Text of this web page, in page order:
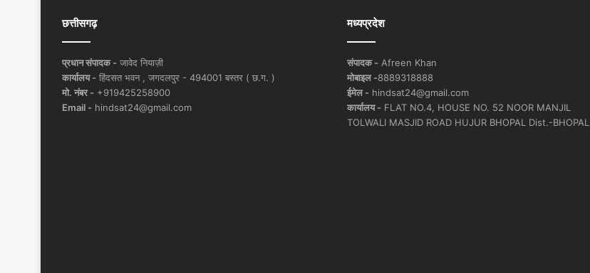
छत्तीसगढ़
प्रधान संपादक - जावेद नियाज़ी
कार्यालय - हिंदसत भवन , जगदलपुर - 494001 बस्तर ( छ.ग. )
मो. नंबर - +919425258900
Email - hindsat24@gmail.com
मध्यप्रदेश
संपादक - Afreen Khan
मोबाइल -8889318888
ईमेल - hindsat24@gmail.com
कार्यालय - FLAT NO.4, HOUSE NO. 52 NOOR MANJIL
TOLWALI MASJID ROAD HUJUR BHOPAL Dist.-BHOPAL